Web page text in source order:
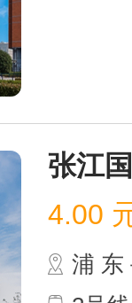
张江
4.00
浦 东